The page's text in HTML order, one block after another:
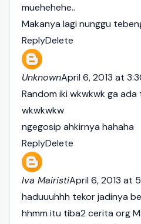
muehehehe..
Makanya lagi nunggu
ReplyDelete
UnknownApril 6, 2013 at
Random iki wkwkwk ga
wkwkwkw
ngegosip ahkirnya hahaha
ReplyDelete
Iva MairistiApril 6, 2013 at
haduuuhhh tekor jadinya
hhmm itu tiba2 cerita org